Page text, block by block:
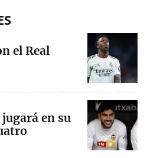
el Real
en su